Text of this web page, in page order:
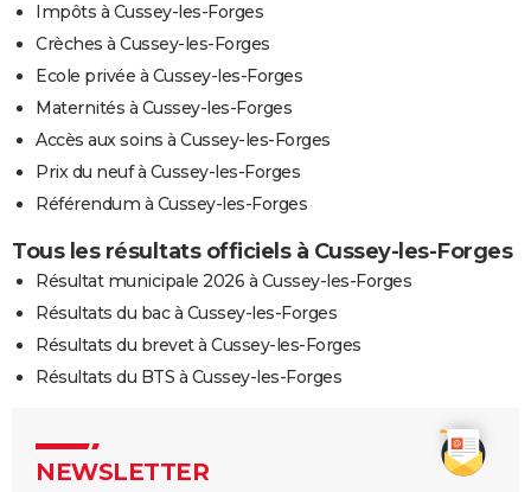
Impôts à Cussey-les-Forges
Crèches à Cussey-les-Forges
Ecole privée à Cussey-les-Forges
Maternités à Cussey-les-Forges
Accès aux soins à Cussey-les-Forges
Prix du neuf à Cussey-les-Forges
Référendum à Cussey-les-Forges
Tous les résultats officiels à Cussey-les-Forges
Résultat municipale 2026 à Cussey-les-Forges
Résultats du bac à Cussey-les-Forges
Résultats du brevet à Cussey-les-Forges
Résultats du BTS à Cussey-les-Forges
NEWSLETTER